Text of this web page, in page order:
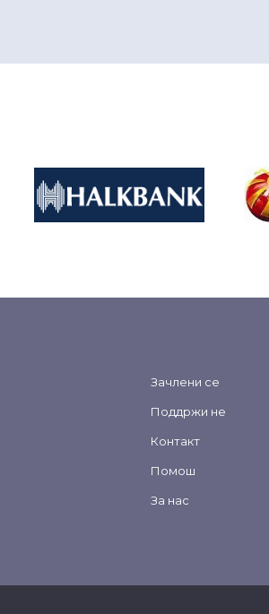
Зачлени се
Поддржи не
Контакт
Помош
За нас